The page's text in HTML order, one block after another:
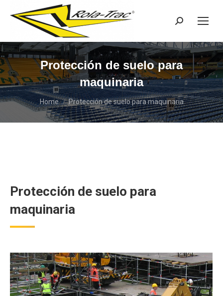
Search:
Protección de suelo para
maquinaria
You are here:
Home Protección de suelo para maquinaria
Protección de suelo para
maquinaria